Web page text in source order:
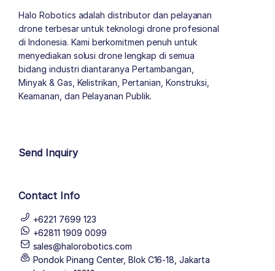
Halo Robotics adalah distributor dan pelayanan
drone terbesar untuk teknologi drone profesional
di Indonesia. Kami berkomitmen penuh untuk
menyediakan solusi drone lengkap di semua
bidang industri diantaranya Pertambangan,
Minyak & Gas, Kelistrikan, Pertanian, Konstruksi,
Keamanan, dan Pelayanan Publik.
Send Inquiry
Contact Info
+6221 7699 123
+62811 1909 0099
sales@halorobotics.com
Pondok Pinang Center, Blok C16-18, Jakarta